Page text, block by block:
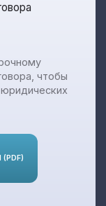
чтобы